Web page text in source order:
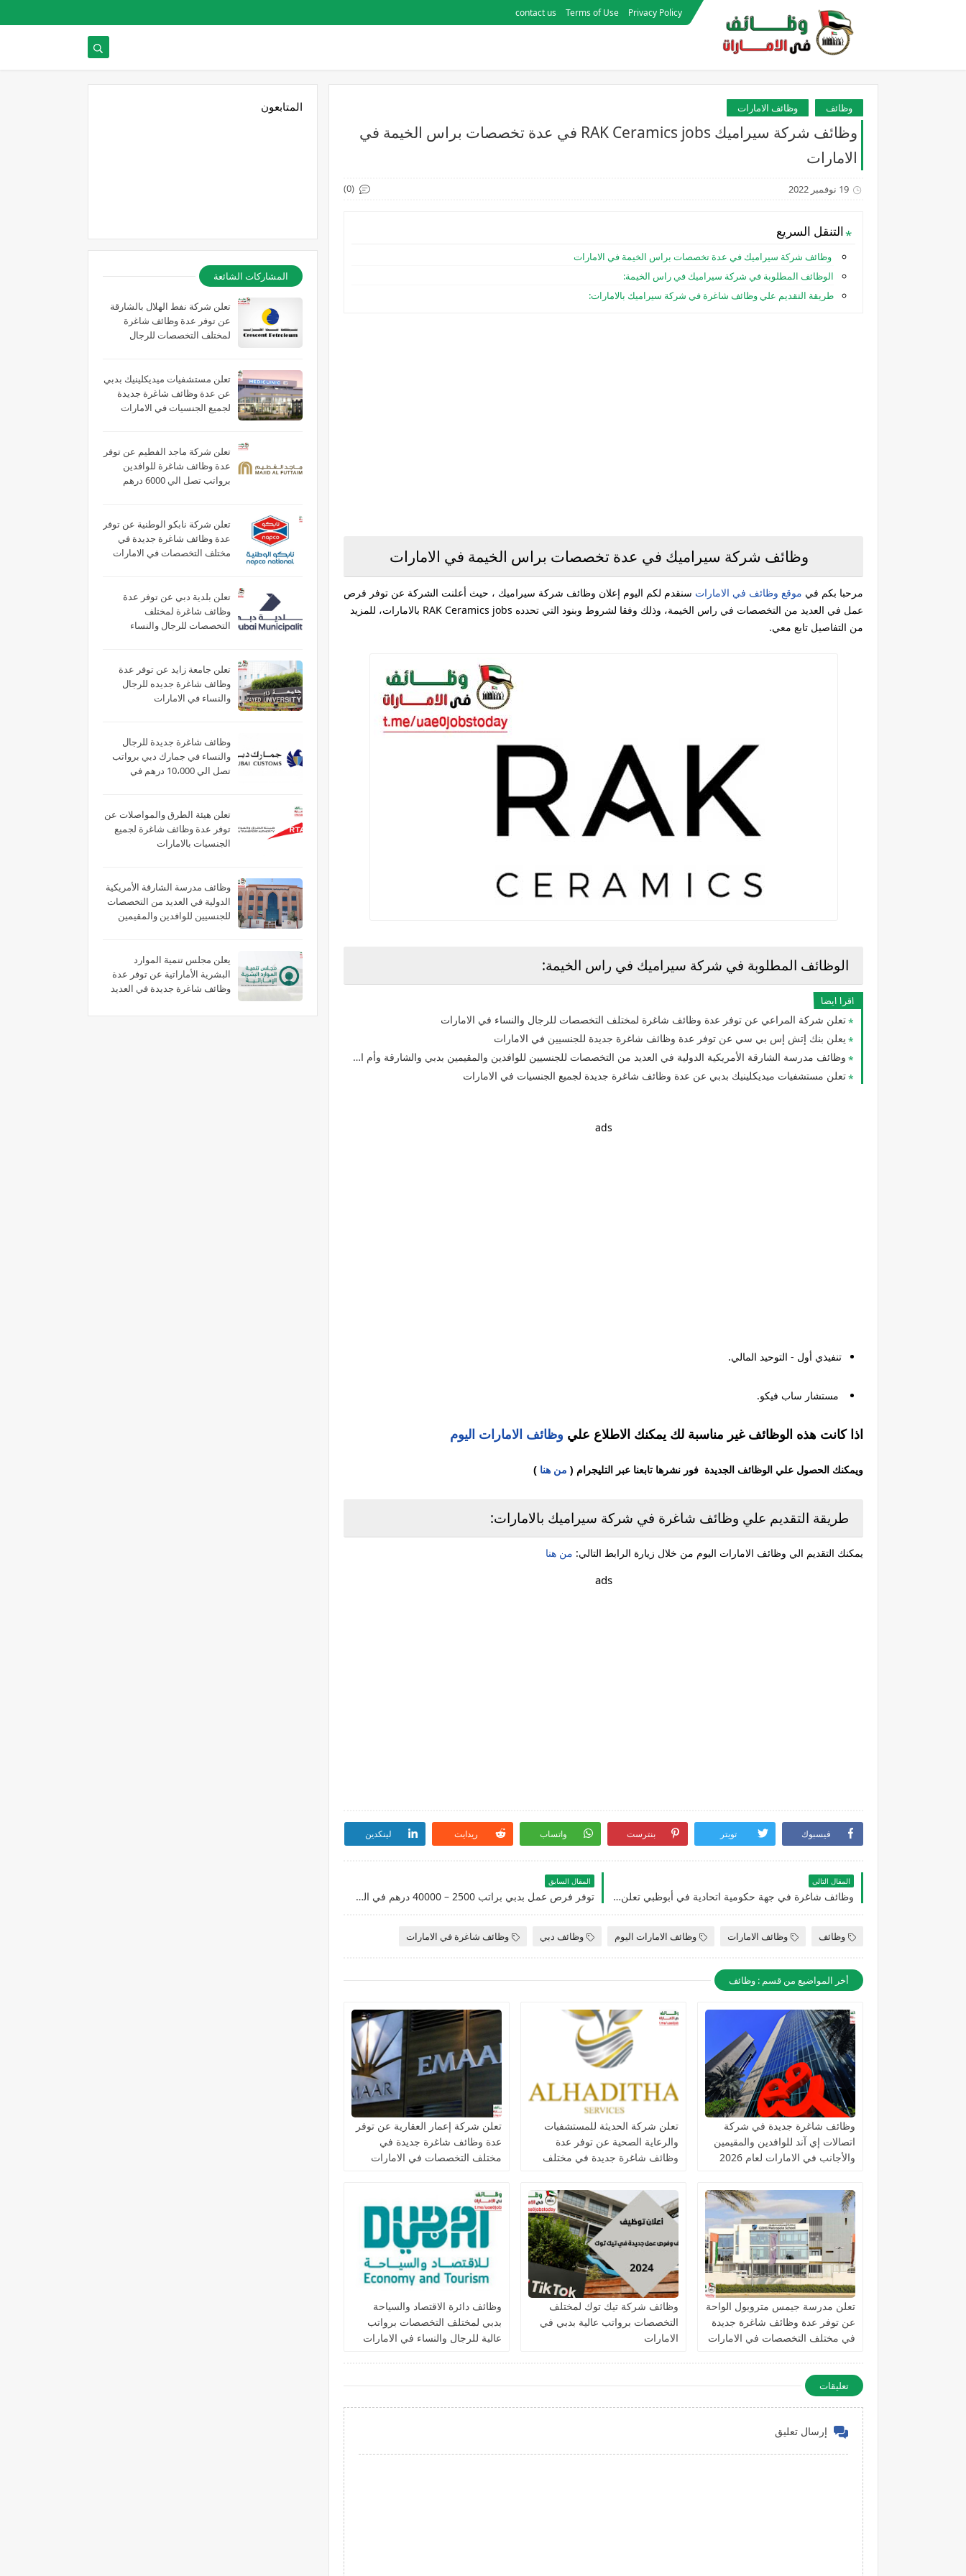
Privacy Policy
Terms of Use
contact us
وظائف وظائف الامارات
وظائف شركة سيراميك RAK Ceramics jobs في عدة تخصصات براس الخيمة في
الامارات
19 نوفمبر 2022 (0)
التنقل السريع
وظائف شركة سيراميك في عدة تخصصات براس الخيمة في الامارات
الوظائف المطلوبة في شركة سيراميك في راس الخيمة:
طريقة التقديم علي وظائف شاغرة في شركة سيراميك بالامارات:
وظائف شركة سيراميك في عدة تخصصات براس الخيمة في الامارات
مرحبا بكم في موقع وظائف في الامارات سنقدم لكم اليوم إعلان وظائف شركة سيراميك ، حيث أعلنت الشركة عن توفر فرص
عمل في العديد من التخصصات في راس الخيمة، وذلك وفقا لشروط وبنود التي تحدده RAK Ceramics jobs بالامارات، للمزيد
من التفاصيل تابع معي.
الوظائف المطلوبة في شركة سيراميك في راس الخيمة:
اقرا ايضا
تعلن شركة المراعي عن توفر عدة وظائف شاغرة لمختلف التخصصات للرجال والنساء في الامارات
يعلن بنك إتش إس بي سي عن توفر عدة وظائف شاغرة جديدة للجنسيين في الامارات
وظائف مدرسة الشارقة الأمريكية الدولية في العديد من التخصصات للجنسيين للوافدين والمقيمين بدبي والشارقة وأم القيوين
تعلن مستشفيات ميديكلينيك بدبي عن عدة وظائف شاغرة جديدة لجميع الجنسيات في الامارات
ads
تنفيذي أول - التوحيد المالي.
مستشار ساب فيكو.
اذا كانت هذه الوظائف غير مناسبة لك يمكنك الاطلاع علي وظائف الامارات اليوم
ويمكنك الحصول علي الوظائف الجديدة فور نشرها تابعنا عبر التليجرام ( من هنا )
طريقة التقديم علي وظائف شاغرة في شركة سيراميك بالامارات:
يمكنك التقديم الي وظائف الامارات اليوم من خلال زيارة الرابط التالي: من هنا
ads
فيسبوك تويتر بنترست واتساب ريدايت لينكدين
المقال التالي
وظائف شاغرة في جهة حكومية اتحادية في أبوظبي تعلن عن توفر وظائف شاغرة في عدة تخصصات
المقال السابق
توفر فرص عمل بدبي براتب 2500 – 40000 درهم في العديد من التخصصات
وظائف وظائف الامارات وظائف الامارات اليوم وظائف دبي وظائف شاغرة في الامارات
أخر المواضيع من قسم : وظائف
وظائف شاغرة جديدة في شركة
اتصالات إي آند للوافدين والمقيمين
والأجانب في الامارات لعام 2026
تعلن شركة الحديثة للمستشفيات
والرعاية الصحية عن توفر عدة
وظائف شاغرة جديدة في مختلف
تعلن شركة إعمار العقارية عن توفر
عدة وظائف شاغرة جديدة في
مختلف التخصصات في الامارات
تعلن مدرسة جيمس متروبول الواحة
عن توفر عدة وظائف شاغرة جديدة
في مختلف التخصصات في الامارات
وظائف شركة تيك توك لمختلف
التخصصات برواتب عالية بدبي في
الامارات
وظائف دائرة الاقتصاد والسياحة
بدبي لمختلف التخصصات برواتب
عالية للرجال والنساء في الامارات
تعليقات
إرسال تعليق
المتابعون
المشاركات الشائعة
تعلن شركة نفط الهلال بالشارقة
عن توفر عدة وظائف شاغرة
لمختلف التخصصات للرجال
تعلن مستشفيات ميديكلينيك بدبي
عن عدة وظائف شاغرة جديدة
لجميع الجنسيات في الامارات
تعلن شركة ماجد الفطيم عن توفر
عدة وظائف شاغرة للوافدين
برواتب تصل الي 6000 درهم
تعلن شركة نابكو الوطنية عن توفر
عدة وظائف شاغرة جديدة في
مختلف التخصصات في الامارات
تعلن بلدية دبي عن توفر عدة
وظائف شاغرة لمختلف
التخصصات للرجال والنساء
تعلن جامعة زايد عن توفر عدة
وظائف شاغرة جديده للرجال
والنساء في الامارات
وظائف شاغرة جديدة للرجال
والنساء في جمارك دبي برواتب
تصل الي 10،000 درهم في
تعلن هيئة الطرق والمواصلات عن
توفر عدة وظائف شاغرة لجميع
الجنسيات بالامارات
وظائف مدرسة الشارقة الأمريكية
الدولية في العديد من التخصصات
للجنسيين للوافدين والمقيمين
يعلن مجلس تنمية الموارد
البشرية الأماراتية عن توفر عدة
وظائف شاغرة جديدة في العديد
درهم شهريا بدبي